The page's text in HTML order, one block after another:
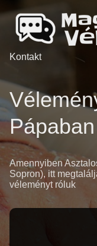
Kontakt
Pápaban
Amennyiben
Sopron), itt
véleményt róluk